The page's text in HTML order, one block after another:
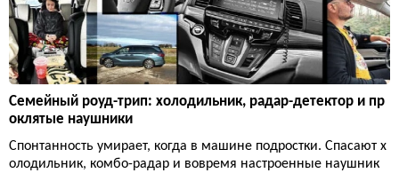
Семейный роуд-трип: холодильник, радар-детектор и пр
оклятые наушники
Спонтанность умирает, когда в машине подростки. Спасают х
олодильник, комбо-радар и вовремя настроенные наушник